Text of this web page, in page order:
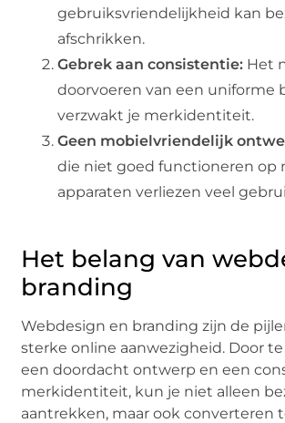
gebruiksvriendelijkheid kan
afschrikken.
Gebrek aan consistentie: Het
doorvoeren van een uniforme
verzwakt je merkidentiteit.
Geen mobielvriendelijk
die niet goed functioneren op
apparaten verliezen veel
Het belang van
branding
Webdesign en branding zijn de
sterke online aanwezigheid. Door
een doordacht ontwerp en een
merkidentiteit, kun je niet alleen
aantrekken, maar ook converteren